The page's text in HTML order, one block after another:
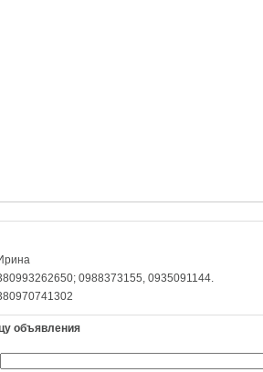
0988373155, 0935091144.
объявления